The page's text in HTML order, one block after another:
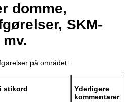
domme,
SKM-
på området:
stikord
Yderligere
kommentarer